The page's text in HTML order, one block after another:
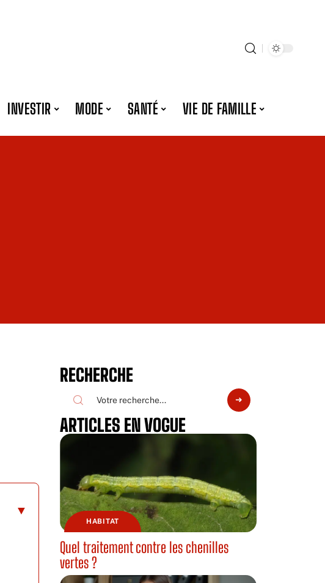
INVESTIR MODE SANTÉ VIE DE FAMILLE
RECHERCHE
ARTICLES EN VOGUE
HABITAT
Quel traitement contre les chenilles
vertes ?